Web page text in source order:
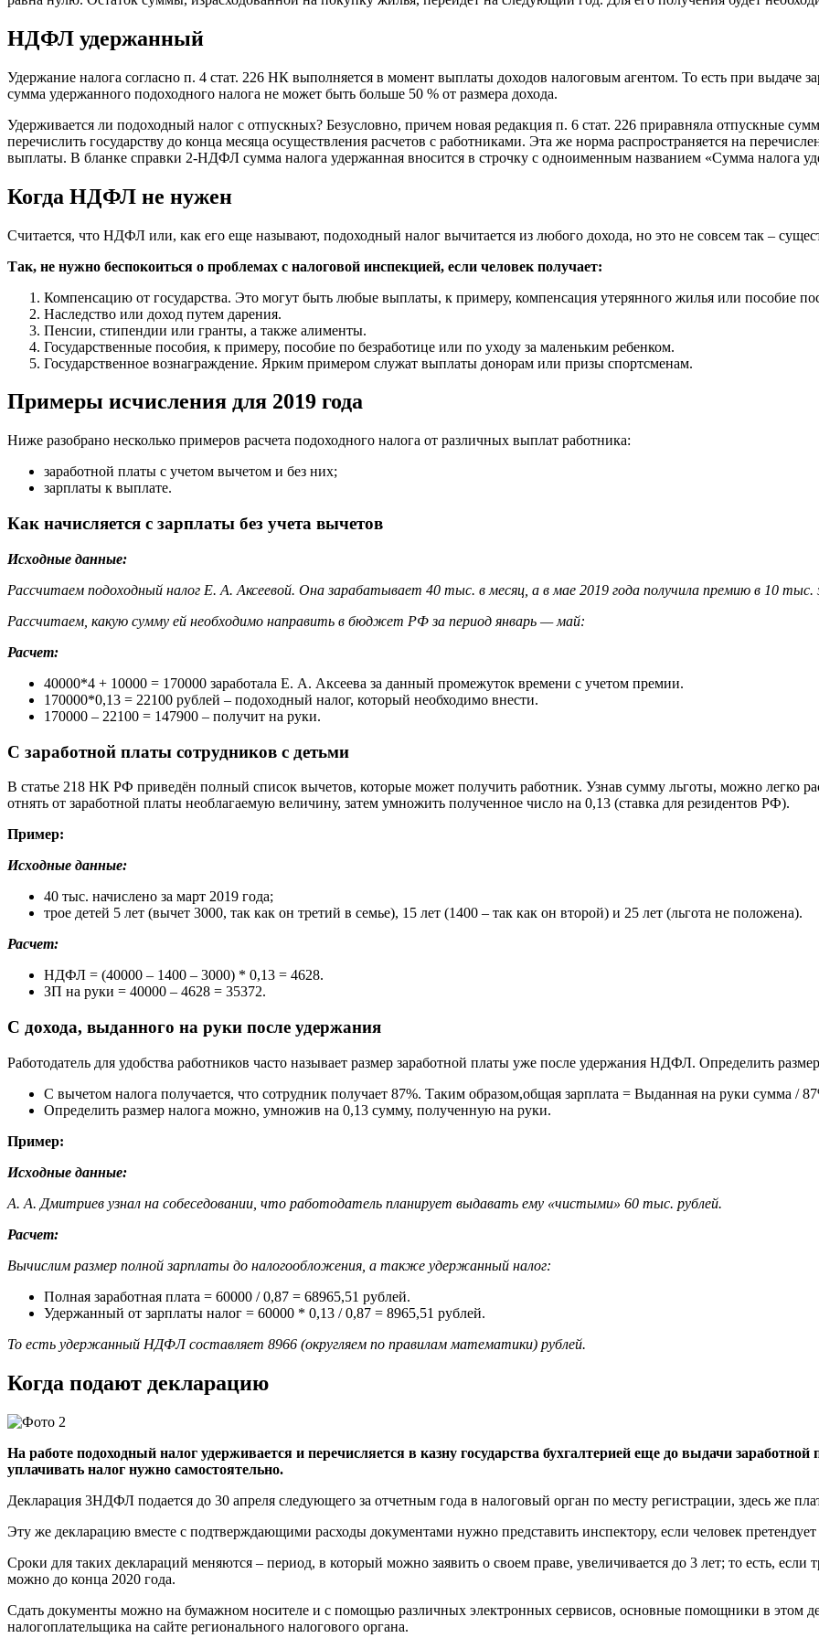
НДФЛ удержанный
Удержание налога согласно п. 4 стат. 226 НК выполняется в момент выплаты доходов налоговым агентом. То есть при выдаче
сумма удержанного подоходного налога не может быть больше 50 % от размера дохода.
Удерживается ли подоходный налог с отпускных? Безусловно, причем новая редакция п. 6 стат. 226 приравняла отпускные
перечислить государству до конца месяца осуществления расчетов с работниками. Эта же норма распространяется на
выплаты. В бланке справки 2-НДФЛ сумма налога удержанная вносится в строчку с одноименным названием «Сумма налога
Когда НДФЛ не нужен
Считается, что НДФЛ или, как его еще называют, подоходный налог вычитается из любого дохода, но это не совсем так –
Так, не нужно беспокоиться о проблемах с налоговой инспекцией, если человек получает:
Компенсацию от государства. Это могут быть любые выплаты, к примеру, компенсация утерянного жилья или пособие
Наследство или доход путем дарения.
Пенсии, стипендии или гранты, а также алименты.
Государственные пособия, к примеру, пособие по безработице или по уходу за маленьким ребенком.
Государственное вознаграждение. Ярким примером служат выплаты донорам или призы спортсменам.
Примеры исчисления для 2019 года
Ниже разобрано несколько примеров расчета подоходного налога от различных выплат работника:
заработной платы с учетом вычетом и без них;
зарплаты к выплате.
Как начисляется с зарплаты без учета вычетов
Исходные данные:
Рассчитаем подоходный налог Е. А. Аксеевой. Она зарабатывает 40 тыс. в месяц, а в мае 2019 года получила премию в 10
Рассчитаем, какую сумму ей необходимо направить в бюджет РФ за период январь — май:
Расчет:
40000*4 + 10000 = 170000 заработала Е. А. Аксеева за данный промежуток времени с учетом премии.
170000*0,13 = 22100 рублей – подоходный налог, который необходимо внести.
170000 – 22100 = 147900 – получит на руки.
С заработной платы сотрудников с детьми
В статье 218 НК РФ приведён полный список вычетов, которые может получить работник. Узнав сумму льготы, можно легко
отнять от заработной платы необлагаемую величину, затем умножить полученное число на 0,13 (ставка для резидентов РФ).
Пример:
Исходные данные:
40 тыс. начислено за март 2019 года;
трое детей 5 лет (вычет 3000, так как он третий в семье), 15 лет (1400 – так как он второй) и 25 лет (льгота не положена).
Расчет:
НДФЛ = (40000 – 1400 – 3000) * 0,13 = 4628.
ЗП на руки = 40000 – 4628 = 35372.
С дохода, выданного на руки после удержания
Работодатель для удобства работников часто называет размер заработной платы уже после удержания НДФЛ. Определить
С вычетом налога получается, что сотрудник получает 87%. Таким образом,общая зарплата = Выданная на руки сумма /
Определить размер налога можно, умножив на 0,13 сумму, полученную на руки.
Пример:
Исходные данные:
А. А. Дмитриев узнал на собеседовании, что работодатель планирует выдавать ему «чистыми» 60 тыс. рублей.
Расчет:
Вычислим размер полной зарплаты до налогообложения, а также удержанный налог:
Полная заработная плата = 60000 / 0,87 = 68965,51 рублей.
Удержанный от зарплаты налог = 60000 * 0,13 / 0,87 = 8965,51 рублей.
То есть удержанный НДФЛ составляет 8966 (округляем по правилам математики) рублей.
Когда подают декларацию
На работе подоходный налог удерживается и перечисляется в казну государства бухгалтерией еще до выдачи
уплачивать налог нужно самостоятельно.
Декларация 3НДФЛ подается до 30 апреля следующего за отчетным года в налоговый орган по месту регистрации, здесь же
Эту же декларацию вместе с подтверждающими расходы документами нужно представить инспектору, если человек
Сроки для таких деклараций меняются – период, в который можно заявить о своем праве, увеличивается до 3 лет; то есть, если
можно до конца 2020 года.
Сдать документы можно на бумажном носителе и с помощью различных электронных сервисов, основные помощники в этом
налогоплательщика на сайте регионального налогового органа.